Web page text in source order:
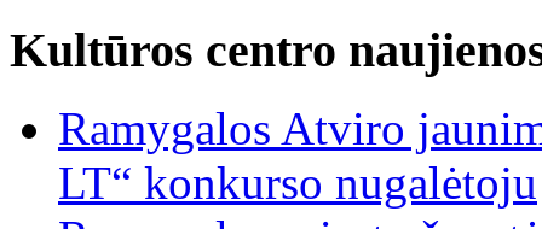
Kultūros centro
Ramygalos Atviro
LT“ konkurso nugalėtoju